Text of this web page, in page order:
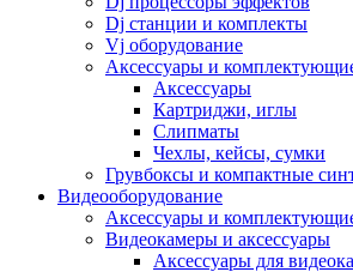
Dj станции и комплекты
Vj оборудование
Аксессуары и
Аксессуары
Картриджи, иглы
Слипматы
Чехлы, кейсы, сумки
Грувбоксы и компактные
Видеооборудование
Аксессуары и
Видеокамеры и аксессуары
Аксессуары для